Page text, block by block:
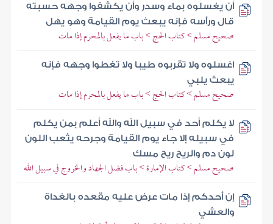
أن يغسلوه بماء وسدر وأن يكشفوا وجهه حسبته
قال ورأسه فإنه يبعث يوم القيامة وهو يهل
صحيح مسلم > كتاب الحج > باب ما يفعل بالمحرم إذا مات
اغسلوه ولا تقربوه طيبا ولا تغطوا وجهه فإنه
يبعث يلبي
صحيح مسلم > كتاب الحج > باب ما يفعل بالمحرم إذا مات
لا يكلم أحد في سبيل الله والله أعلم بمن يكلم
في سبيله إلا جاء يوم القيامة وجرحه يثعب اللون
لون دم والريح ريح مسك
صحيح مسلم > كتاب الإمارة > باب فضل الجهاد والخروج في سبيل الله
إن أحدكم إذا مات عرض عليه مقعده بالغداة
والعشي